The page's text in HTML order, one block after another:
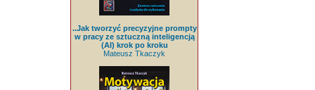
..Jak tworzyć precyzyjne prompty
w pracy ze sztuczną inteligencją
(AI) krok po kroku
Mateusz Tkaczyk